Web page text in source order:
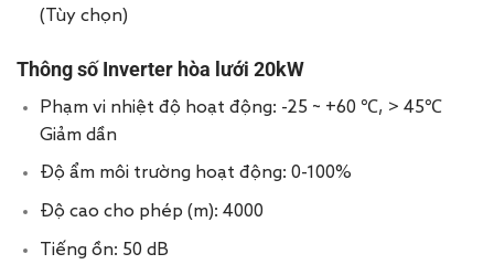
(Tùy chọn)
Thông số Inverter hòa lưới 20kW
Phạm vi nhiệt độ hoạt động: -25 ~ +60 ℃, > 45℃
Giảm dần
Độ ẩm môi trường hoạt động: 0-100%
Độ cao cho phép (m): 4000
Tiếng ồn: 50 dB